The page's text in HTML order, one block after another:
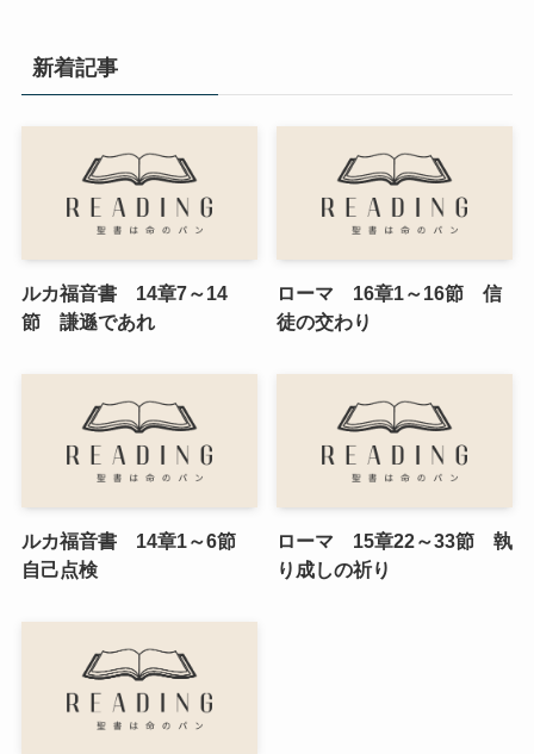
新着記事
ルカ福音書 14章7～14
節 謙遜であれ
ローマ 16章1～16節 信
徒の交わり
ルカ福音書 14章1～6節
自己点検
ローマ 15章22～33節 執
り成しの祈り